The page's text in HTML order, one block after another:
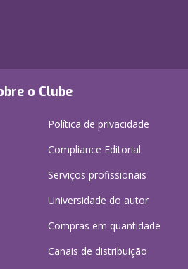
o Clube
Política de privacidade
Compliance Editorial
Serviços profissionais
Universidade do autor
Compras em quantidade
Canais de distribuição